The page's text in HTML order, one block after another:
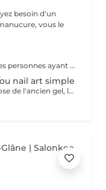
vous le
La pose complète en gel est idéal pour les personnes ayant des ongles fragils, qui se cassent, se fendent, se dédoublent
nail art simple
Le remplissage au gel comprend la dépose de l'ancien gel, la construction des ongles en courbes et en formes, la couleur et possibilité de faire des nail art. Certains nail art ne sont pas possible si vous vous basez sur une photo internet ou selon la technique utilisé.